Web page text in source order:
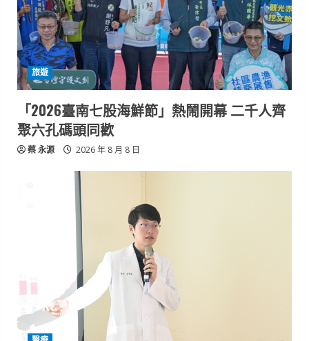
旅遊
「2026臺南七股海鮮節」熱鬧開幕 二千人齊
聚六孔碼頭同歡
蔡 永源 2026 年 8 月 8 日